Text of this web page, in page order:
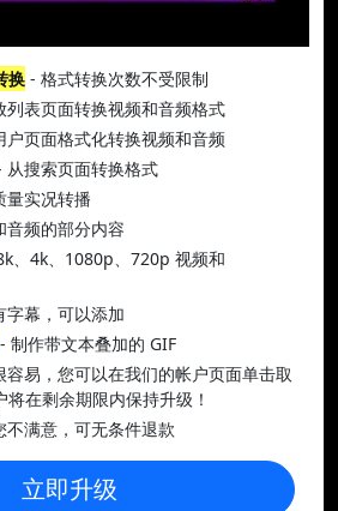
换 - 格式转换次数不受限制
列表页面转换视频和音频格式
户页面格式化转换视频和音频
从搜索页面转换格式
实况转播
音频的部分内容
、4k、1080p、720p 视频和
字幕，可以添加
- 制作带文本叠加的 GIF
容易，您可以在我们的帐户页面单击取
在剩余期限内保持升级！
不满意，可无条件退款
立即升级